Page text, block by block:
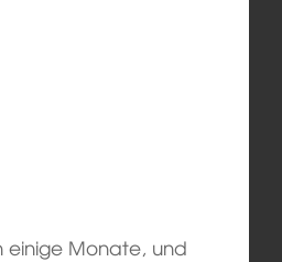
einige Monate, und